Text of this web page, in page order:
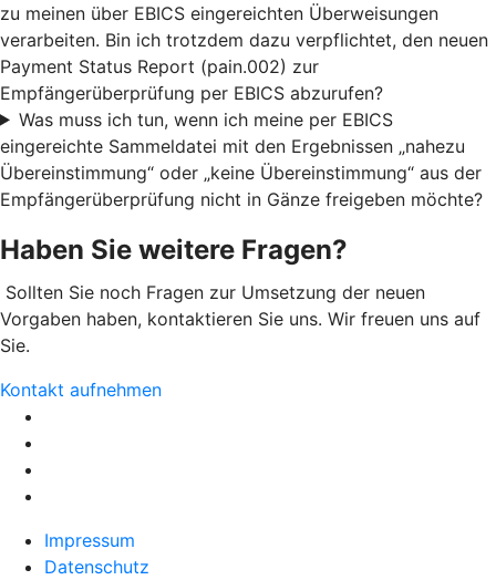
zu meinen über EBICS eingereichten Überweisungen
verarbeiten. Bin ich trotzdem dazu verpflichtet, den neuen
Payment Status Report (pain.002) zur
Empfängerüberprüfung per EBICS abzurufen?
Was muss ich tun, wenn ich meine per EBICS
eingereichte Sammeldatei mit den Ergebnissen „nahezu
Übereinstimmung“ oder „keine Übereinstimmung“ aus der
Empfängerüberprüfung nicht in Gänze freigeben möchte?
Haben Sie weitere Fragen?
Sollten Sie noch Fragen zur Umsetzung der neuen
Vorgaben haben, kontaktieren Sie uns. Wir freuen uns auf
Sie.
Kontakt aufnehmen
Impressum
Datenschutz